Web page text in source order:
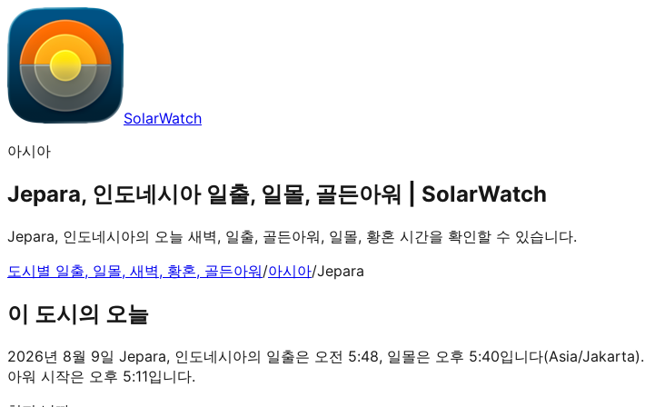
SolarWatch
아시아
Jepara, 인도네시아 일출, 일몰, 골든아워 | SolarWatch
Jepara, 인도네시아의 오늘 새벽, 일출, 골든아워, 일몰, 황혼 시간을 확인할 수 있습니다.
도시별 일출, 일몰, 새벽, 황혼, 골든아워/아시아/Jepara
이 도시의 오늘
2026년 8월 9일 Jepara, 인도네시아의 일출은 오전 5:48, 일몰은 오후 5:40입니다(Asia/
아워 시작은 오후 5:11입니다.